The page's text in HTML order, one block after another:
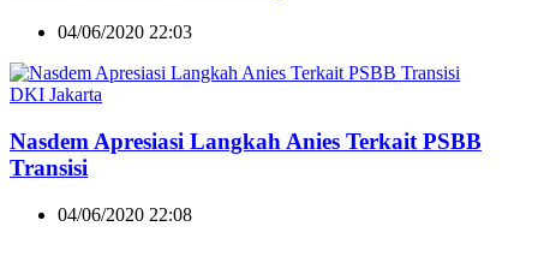
04/06/2020 22:03
DKI Jakarta
Nasdem Apresiasi Langkah Anies Terkait PSBB
Transisi
04/06/2020 22:08